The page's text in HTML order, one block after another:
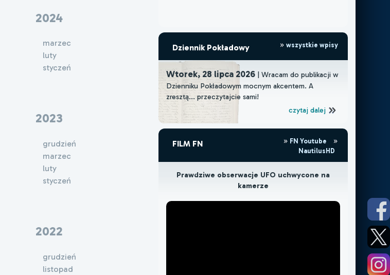
2024
marzec
luty
styczeń
2023
grudzień
marzec
luty
styczeń
2022
grudzień
listopad
Dziennik Pokładowy wszystkie wpisy
Wtorek, 28 lipca 2026| Wracam do publikacji w
Dzienniku Pokładowym mocnym akcentem. A
zresztą... przeczytajcie sami!
czytaj dalej
FILM FN
FN Youtube
NautilusHD
Prawdziwe obserwacje UFO uchwycone na
kamerze